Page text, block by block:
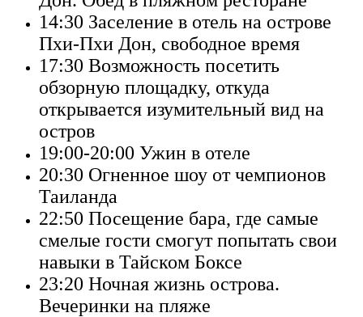
14:30 Заселение в отель на острове
Пхи-Пхи Дон, свободное время
17:30 Возможность посетить
обзорную площадку, откуда
открывается изумительный вид на
остров
19:00-20:00 Ужин в отеле
20:30 Огненное шоу от чемпионов
Таиланда
22:50 Посещение бара, где самые
смелые гости смогут попытать свои
навыки в Тайском Боксе
23:20 Ночная жизнь острова.
Вечеринки на пляже